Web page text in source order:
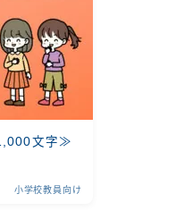
文字≫
小学校教員向け